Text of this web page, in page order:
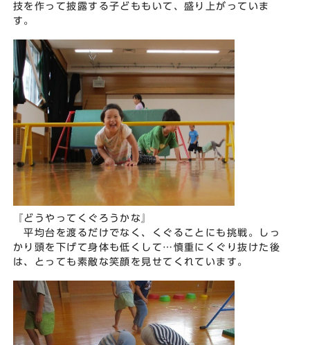
技を作って披露する子どももいて、盛り上がっていま
す。
『どうやってくぐろうかな』
平均台を渡るだけでなく、くぐることにも挑戦。しっ
かり頭を下げて身体も低くして…慎重にくぐり抜けた後
は、とっても素敵な笑顔を見せてくれています。